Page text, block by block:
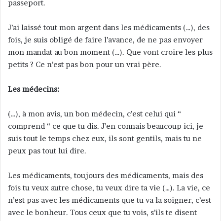
passeport.
J’ai laissé tout mon argent dans les médicaments (…), des
fois, je suis obligé de faire l’avance, de ne pas envoyer
mon mandat au bon moment (…). Que vont croire les plus
petits ? Ce n’est pas bon pour un vrai père.
Les médecins:
(…), à mon avis, un bon médecin, c’est celui qui “
comprend “ ce que tu dis. J’en connais beaucoup ici, je
suis tout le temps chez eux, ils sont gentils, mais tu ne
peux pas tout lui dire.
Les médicaments, toujours des médicaments, mais des
fois tu veux autre chose, tu veux dire ta vie (…). La vie, ce
n’est pas avec les médicaments que tu va la soigner, c’est
avec le bonheur. Tous ceux que tu vois, s’ils te disent